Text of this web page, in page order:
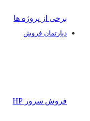
برخی از پروژه ها
دپارتمان فروش
فروش سرور HP